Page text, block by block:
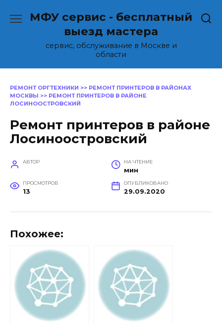
МФУ сервис - бесплатный
выезд мастера
сервис, обслуживание в Москве и
области
РЕМОНТ ОРГТЕХНИКИ >> РЕМОНТ ПРИНТЕРОВ В РАЙОНАХ
МОСКВЫ >> РЕМОНТ ПРИНТЕРОВ В РАЙОНЕ
ЛОСИНООСТРОВСКИЙ
Ремонт принтеров в районе
Лосиноостровский
АВТОР НА ЧТЕНИЕ
мин
ПРОСМОТРОВ
13
ОПУБЛИКОВАНО
29.09.2020
Похожее: